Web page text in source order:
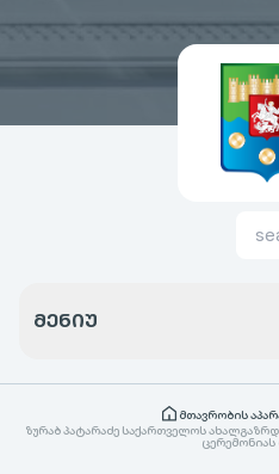
ᲛᲔᲜᲘᲣ
მთავრობის
ზურაბ პატარაძე საქართველოს